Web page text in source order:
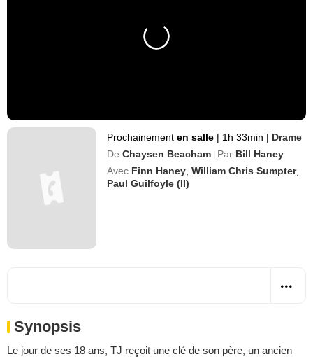
Prochainementen salle | 1h 33min | Drame
De Chaysen Beacham | Par Bill Haney
Avec Finn Haney ,William Chris Sumpter,
Paul Guilfoyle (II)
Synopsis
Le jour de ses 18 ans, TJ reçoit une clé de son père, un ancien